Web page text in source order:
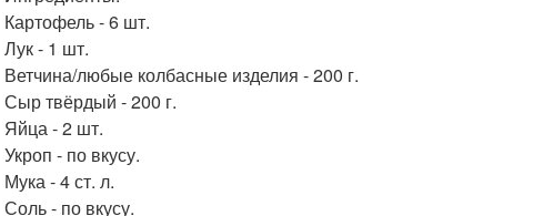
Картофель - 6 шт.
Лук - 1 шт.
Ветчина/любые колбасные изделия - 200 г.
Сыр твёрдый - 200 г.
Яйца - 2 шт.
Укроп - по вкусу.
Мука - 4 ст. л.
Соль - по вкусу.